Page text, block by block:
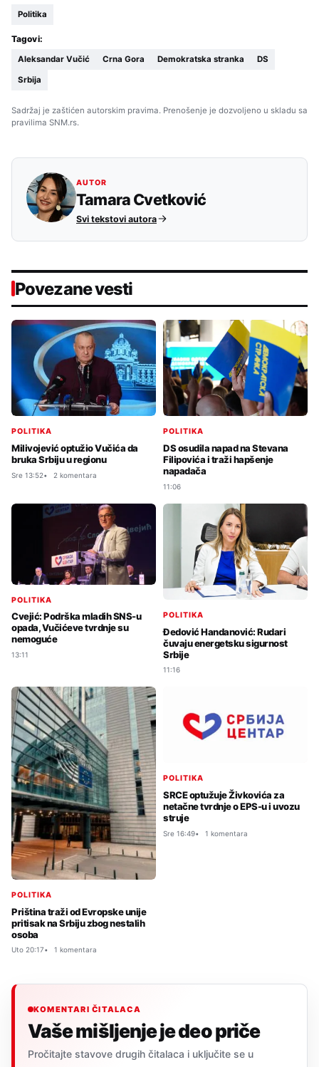
Politika
Tagovi:
Aleksandar Vučić Crna Gora Demokratska stranka DS
Srbija
Sadržaj je zaštićen autorskim pravima. Prenošenje je dozvoljeno u skladu sa
pravilima SNM.rs.
AUTOR
Tamara Cvetković
Svi tekstovi autora
Povezane vesti
POLITIKA
Milivojević optužio Vučića da
bruka Srbiju u regionu
Sre 13:52 2 komentara
POLITIKA
DS osudila napad na Stevana
Filipovića i traži hapšenje
napadača
11:06
POLITIKA
Cvejić: Podrška mladih SNS-u
opada, Vučićeve tvrdnje su
nemoguće
13:11
POLITIKA
Đedović Handanović: Rudari
čuvaju energetsku sigurnost
Srbije
11:16
POLITIKA
Priština traži od Evropske unije
pritisak na Srbiju zbog nestalih
osoba
Uto 20:17 1 komentara
POLITIKA
SRCE optužuje Živkovića za
netačne tvrdnje o EPS-u i uvozu
struje
Sre 16:49 1 komentara
KOMENTARI ČITALACA
Vaše mišljenje je deo priče
Pročitajte stavove drugih čitalaca i uključite se u